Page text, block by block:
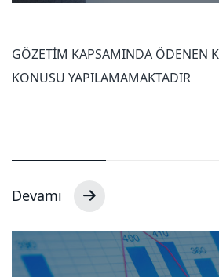
GÖZETİM KAPSAMINDA ÖDENEN
KONUSU YAPILAMAMAKTADIR
Devamı